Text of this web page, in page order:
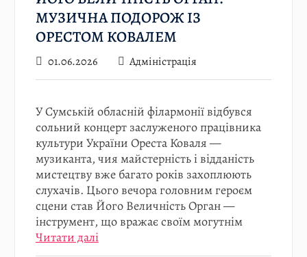
МУЗИЧНА ПОДОРОЖ ІЗ
ОРЕСТОМ КОВАЛЕМ
01.06.2026 Адміністрація
У Сумській обласній філармонії відбувся
сольний концерт заслуженого працівника
культури України Ореста Коваля —
музиканта, чия майстерність і відданість
мистецтву вже багато років захоплюють
слухачів. Цього вечора головним героєм
сцени став Його Величність Орган —
інструмент, що вражає своїм могутнім
Читати далі